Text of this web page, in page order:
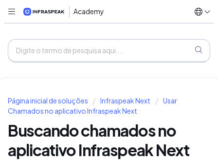
Academy
Página inicial de soluções Infraspeak Next
Usar
Chamados no aplicativo Infraspeak Next
Buscando chamados no
aplicativo Infraspeak Next